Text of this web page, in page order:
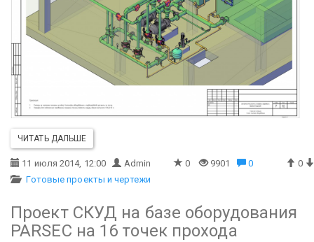
ЧИТАТЬ ДАЛЬШЕ
11 июля 2014, 12:00 Admin 0 9901 0
0
Готовые проекты и чертежи
Проект СКУД на базе оборудования
PARSEC на 16 точек прохода